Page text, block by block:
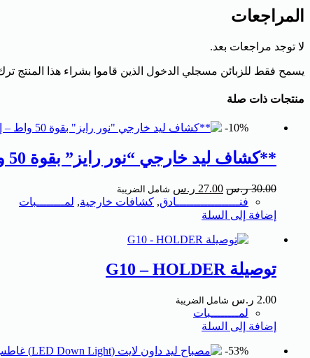
المراجعات
لا توجد مراجعات بعد.
يسمح فقط للزبائن مسجلي الدخول الذين قاموا بشراء هذا المنتج
منتجات ذات صلة
10%-
**كشاف ليد خارجي “نور رايز” بقوة 50 واط – إضاءة قوية وحماية فائقة**
30.00 ر.س 27.00 ر.س شامل الضريبة
فنــــــــــــــــــادق, كشافات خارجية, لمــــــــبات
إضافة إلى السلة
توصيلة G10 – HOLDER
2.00 ر.س شامل الضريبة
لمــــــــبات
إضافة إلى السلة
53%-